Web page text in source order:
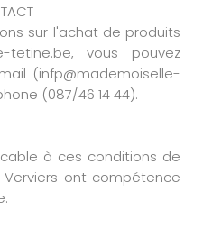
sur l'achat de produits
tetine.be, vous pouvez
(infp@mademoiselle-
(087/46 14 44).
à ces conditions de
ont compétence